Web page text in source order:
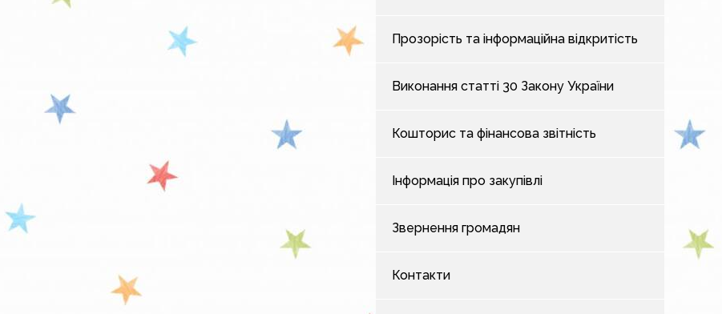
Прозорість та інформаційна відкритість
Виконання статті 30 Закону України
Кошторис та фінансова звітність
Інформація про закупівлі
Звернення громадян
Контакти